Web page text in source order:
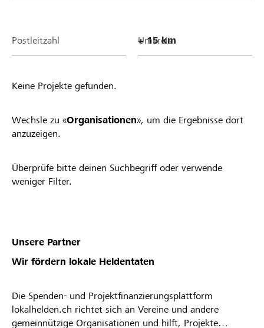
Postleitzahl Umkreis
Keine Projekte gefunden.
Wechsle zu «Organisationen», um die Ergebnisse dort
anzuzeigen.
Überprüfe bitte deinen Suchbegriff oder verwende
weniger Filter.
Unsere Partner
Wir fördern lokale Heldentaten
Die Spenden- und Projektfinanzierungsplattform
lokalhelden.ch richtet sich an Vereine und andere
gemeinnützige Organisationen und hilft, Projekte